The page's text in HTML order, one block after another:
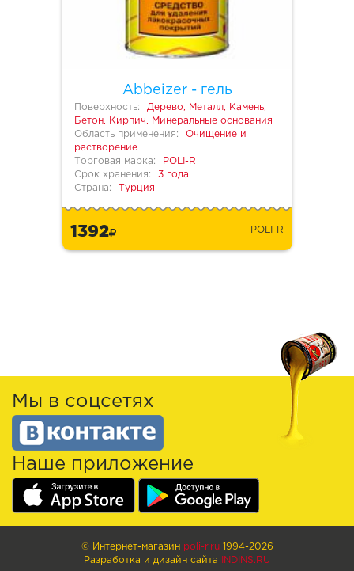
Abbeizer - гель
Поверхность:
Дерево, Металл, Камень,
Бетон, Кирпич, Минеральные основания
Область применения:
Очищение и
растворение
Торговая марка:
POLI-R
Срок хранения:
3 года
Страна:
Турция
1392 POLI-R
Мы в соцсетях
Наше приложение
© Интернет-магазин poli-r.ru 1994-2026
Разработка и дизайн сайта
INDINS.RU